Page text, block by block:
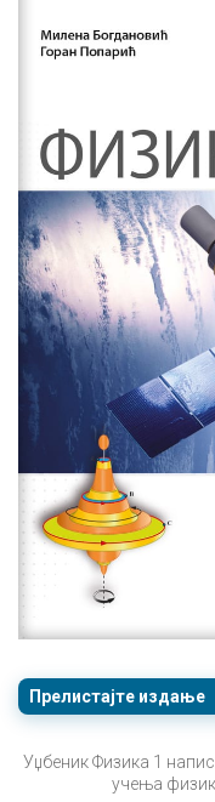
Прелистајте издање
Уџбеник Физика 1
учења